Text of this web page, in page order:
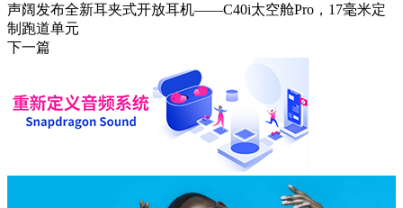
声阔发布全新耳夹式开放耳机——C40i太空舱Pro，17毫米定
制跑道单元
下一篇